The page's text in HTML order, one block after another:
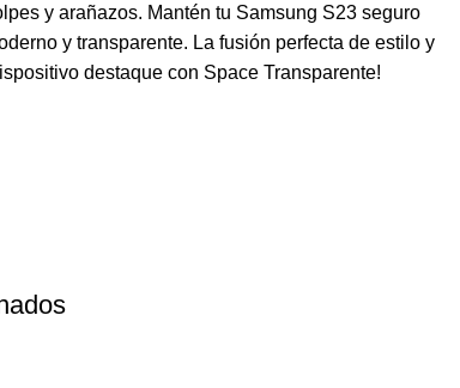
y arañazos. Mantén tu Samsung S23 seguro
y transparente. La fusión perfecta de estilo y
destaque con Space Transparente!